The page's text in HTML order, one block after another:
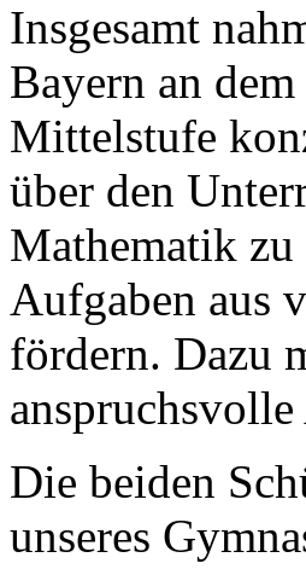
Insgesamt
Bayern an
Mittelstufe
über den
Mathematik zu
Aufgaben aus
fördern. Dazu
Die beiden
unseres